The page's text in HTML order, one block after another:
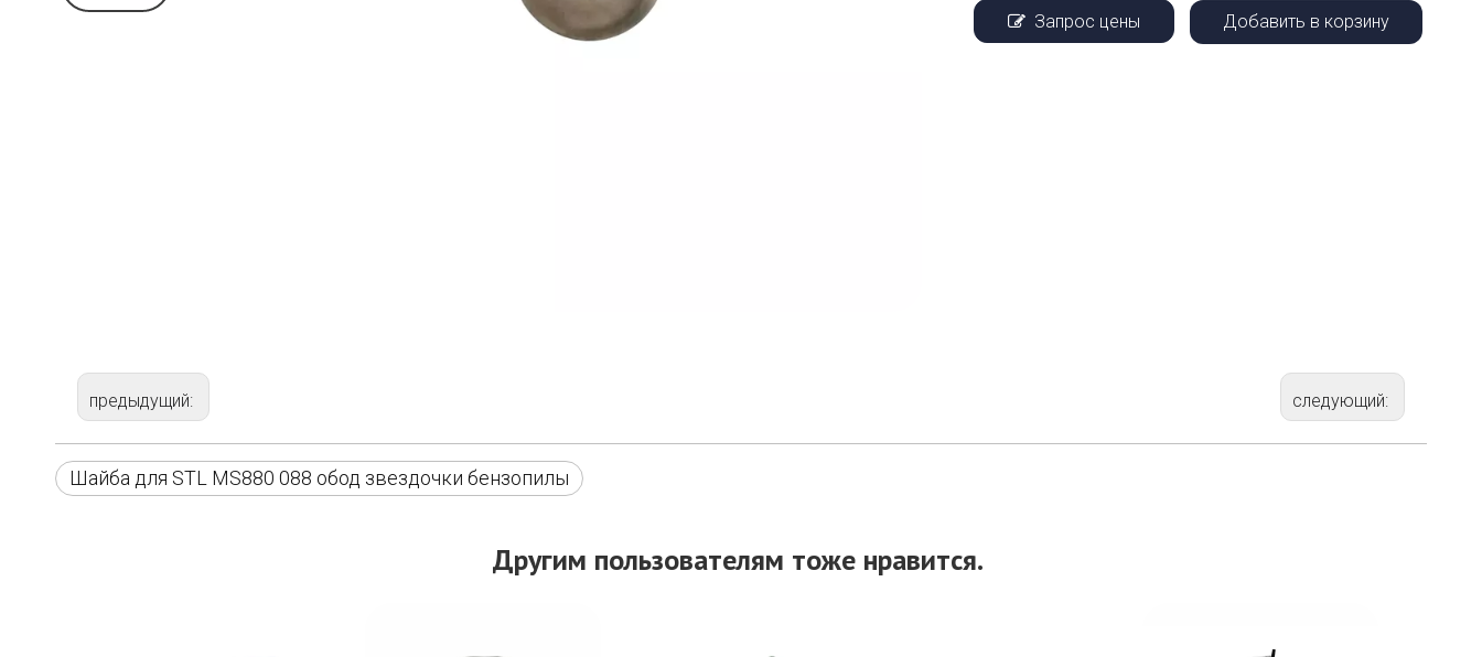
Запрос цены Добавить в корзину
предыдущий: следующий:
Шайба для STL MS880 088 обод звездочки бензопилы
Другим пользователям тоже нравится.